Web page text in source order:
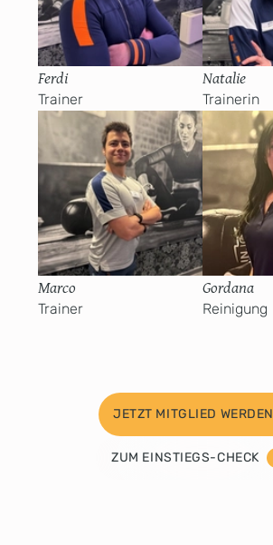
Ferdi
Trainer
Natalie
Trainerin
Marco
Trainer
Gordana
Reinigung
JETZT MITGLIED WERDEN
ZUM EINSTIEGS-CHECK